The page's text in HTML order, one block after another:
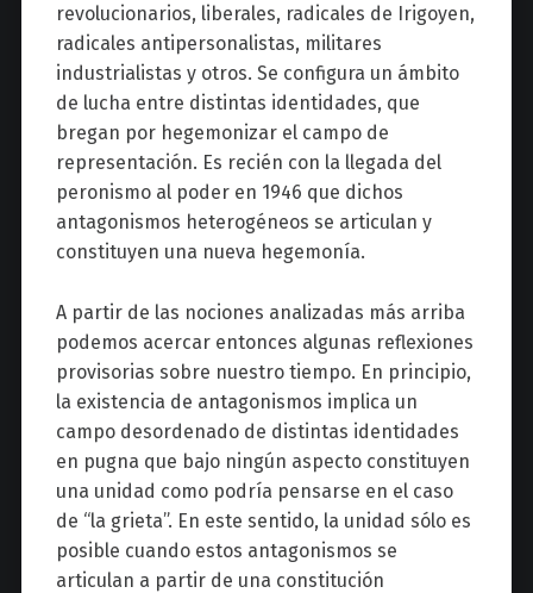
revolucionarios, liberales, radicales de Irigoyen,
radicales antipersonalistas, militares
industrialistas y otros. Se configura un ámbito
de lucha entre distintas identidades, que
bregan por hegemonizar el campo de
representación. Es recién con la llegada del
peronismo al poder en 1946 que dichos
antagonismos heterogéneos se articulan y
constituyen una nueva hegemonía.
A partir de las nociones analizadas más arriba
podemos acercar entonces algunas reflexiones
provisorias sobre nuestro tiempo. En principio,
la existencia de antagonismos implica un
campo desordenado de distintas identidades
en pugna que bajo ningún aspecto constituyen
una unidad como podría pensarse en el caso
de “la grieta”. En este sentido, la unidad sólo es
posible cuando estos antagonismos se
articulan a partir de una constitución